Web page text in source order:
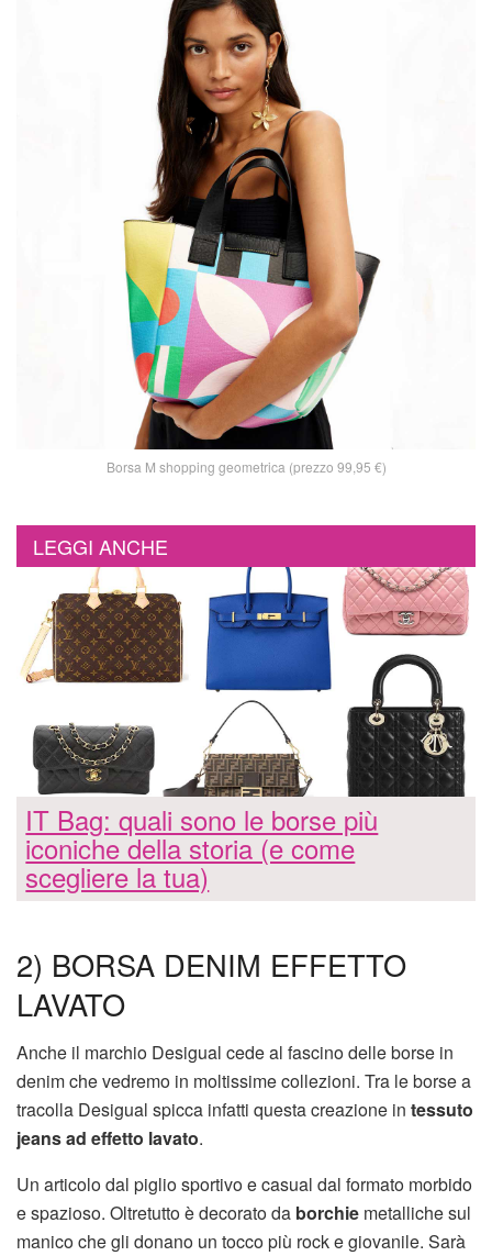
Borsa M shopping geometrica (prezzo 99,95 €)
LEGGI ANCHE
IT Bag: quali sono le borse più
iconiche della storia (e come
scegliere la tua)
2) BORSA DENIM EFFETTO
LAVATO
Anche il marchio Desigual cede al fascino delle borse in
denim che vedremo in moltissime collezioni. Tra le borse a
tracolla Desigual spicca infatti questa creazione in tessuto
jeans ad effetto lavato.
Un articolo dal piglio sportivo e casual dal formato morbido
e spazioso. Oltretutto è decorato da borchie metalliche sul
manico che gli donano un tocco più rock e giovanile. Sarà